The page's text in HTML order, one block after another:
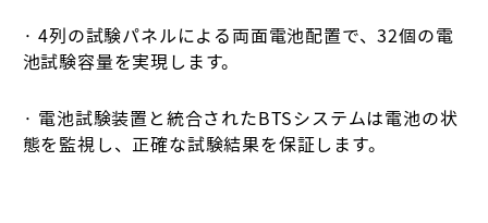
· 4列の試験パネルによる両面電池配置で、32個の電
池試験容量を実現します。
· 電池試験装置と統合されたBTSシステムは電池の状
態を監視し、正確な試験結果を保証します。